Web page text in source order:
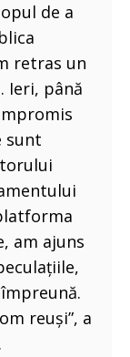
de a
retras un
Ieri, până
sunt
am ajuns
reuși”, a